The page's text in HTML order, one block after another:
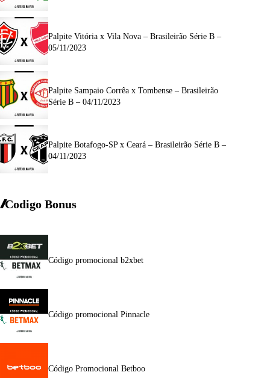
Palpite Vitória x Vila Nova – Brasileirão Série B –
05/11/2023
Palpite Sampaio Corrêa x Tombense – Brasileirão
Série B – 04/11/2023
Palpite Botafogo-SP x Ceará – Brasileirão Série B –
04/11/2023
Codigo Bonus
Código promocional b2xbet
Código promocional Pinnacle
Código Promocional Betboo